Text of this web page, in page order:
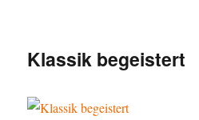
Klassik begeistert